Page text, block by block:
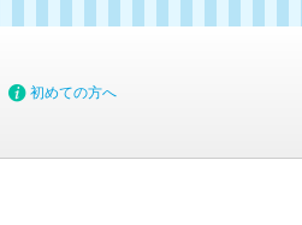
初めての方へ